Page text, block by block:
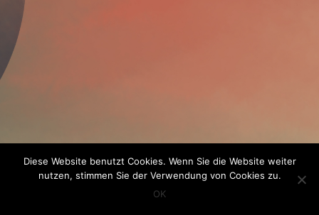
Diese Website benutzt Cookies. Wenn Sie die Website weiter
nutzen, stimmen Sie der Verwendung von Cookies zu.
OK